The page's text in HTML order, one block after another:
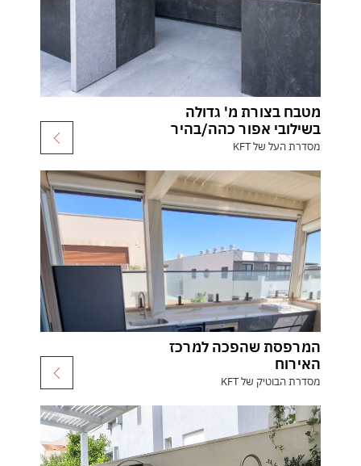
מטבח בצורת מ' גדולה
בשילובי אפור כהה/בהיר
מסדרת העל של KFT
המרפסת שהפכה למרכז
האירוח
מסדרת הבוטיק של KFT